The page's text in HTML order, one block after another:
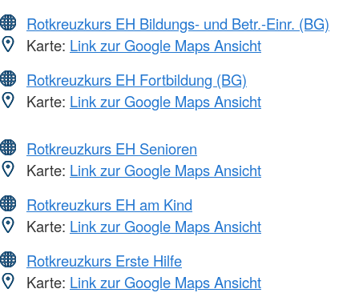
Rotkreuzkurs EH Bildungs- und Betr.-Einr. (BG)
Karte: Link zur Google Maps Ansicht
Rotkreuzkurs EH Fortbildung (BG)
Karte: Link zur Google Maps Ansicht
Rotkreuzkurs EH Senioren
Karte: Link zur Google Maps Ansicht
Rotkreuzkurs EH am Kind
Karte: Link zur Google Maps Ansicht
Rotkreuzkurs Erste Hilfe
Karte: Link zur Google Maps Ansicht